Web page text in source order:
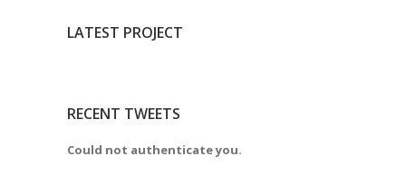
LATEST PROJECT
RECENT TWEETS
Could not authenticate you.